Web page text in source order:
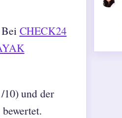
CHECK24
10) und der